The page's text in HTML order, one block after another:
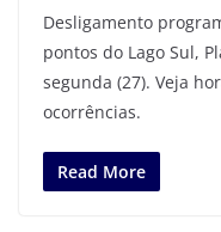
Desligamento
pontos do Lago Sul,
segunda (27). Veja
ocorrências.
Read More